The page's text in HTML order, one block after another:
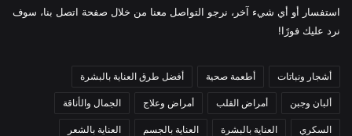
استفسار أو أي شيء آخر، نرجو التواصل معنا من خلال صفحة اتصل بنا، سوف
نرد عليك فورًا!
أشجار ونباتات أطعمة صحية أفضل طرق العناية بالبشرة
ألبان وجبن أمراض القلب أمراض وعلاج الجمال والأناقة
السكري العناية بالبشرة العناية بالجسم العناية بالشعر